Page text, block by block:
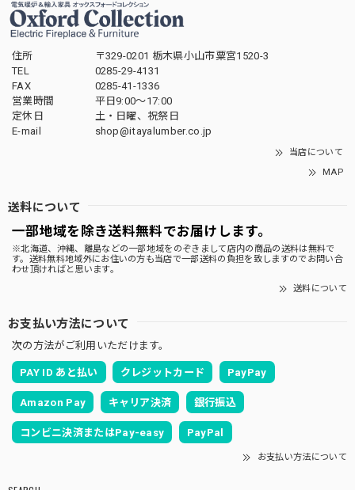
住所
〒329-0201 栃木県小山市粟宮1520-3
TEL
0285-29-4131
FAX
0285-41-1336
営業時間
平日9:00～17:00
定休日
土・日曜、祝祭日
E-mail
shop@itayalumber.co.jp
当店について
MAP
送料について
一部地域を除き送料無料でお届けします。
※北海道、沖縄、離島などの一部地域をのぞきまして店内の商品の送料は無料で
す。送料無料地域外にお住いの方も当店で一部送料の負担を致しますのでお問い合
わせ頂ければと思います。
送料について
お支払い方法について
次の方法がご利用いただけます。
PAY ID あと払い クレジットカード PayPay
Amazon Pay キャリア決済 銀行振込
コンビニ決済またはPay-easy PayPal
お支払い方法について